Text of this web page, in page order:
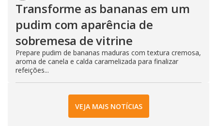
Transforme as bananas em um
pudim com aparência de
sobremesa de vitrine
Prepare pudim de bananas maduras com textura cremosa,
aroma de canela e calda caramelizada para finalizar
refeições...
VEJA MAIS NOTÍCIAS